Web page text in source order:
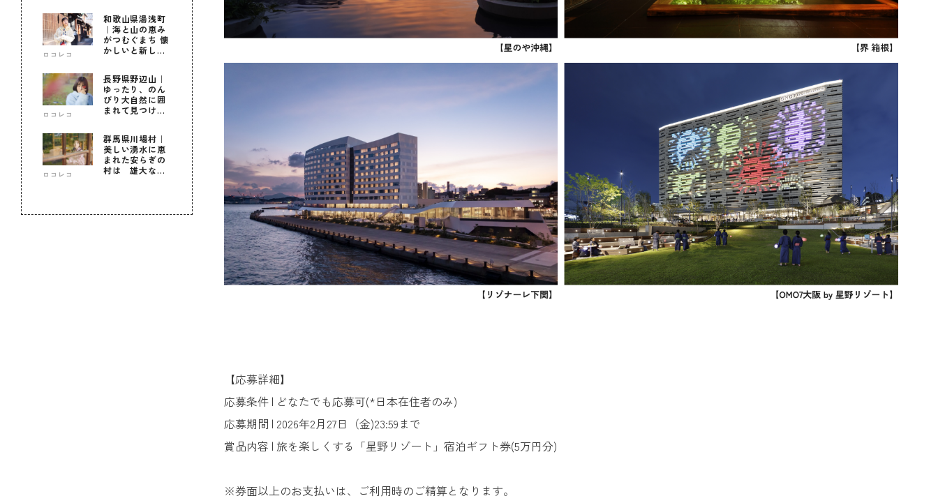
ロコレコ
和歌山県湯浅町
｜海と山の恵み
がつむぐまち 懐
かしいと新しい
ロコレコ
長野県野辺山｜
ゆったり、のん
びり大自然に囲
まれて見つけ
ロコレコ
群馬県川場村｜
美しい湧水に恵
まれた安らぎの
村は 雄大な自
【応募詳細】
応募条件 | どなたでも応募可(*日本在住者のみ)
応募期間 | 2026年2月27日（金)23:59まで
賞品内容 | 旅を楽しくする「星野リゾート」宿泊ギフト券(5万円分)
※券面以上のお支払いは、ご利用時のご精算となります。